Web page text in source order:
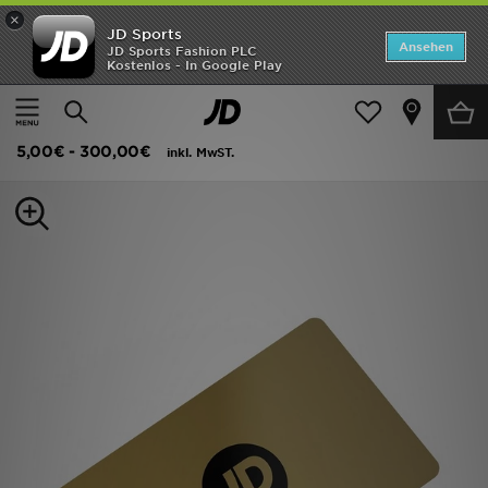
×
JD Sports
JD Sports Fashion PLC
Kostenlos - In Google Play
Ansehen
Startseite
Herren Herren Accessoires Sonstiges
JD Store Geschenkkarte
5,00€ - 300,00€ inkl. MwST.
Startseite
ANGEBOTE
Herren